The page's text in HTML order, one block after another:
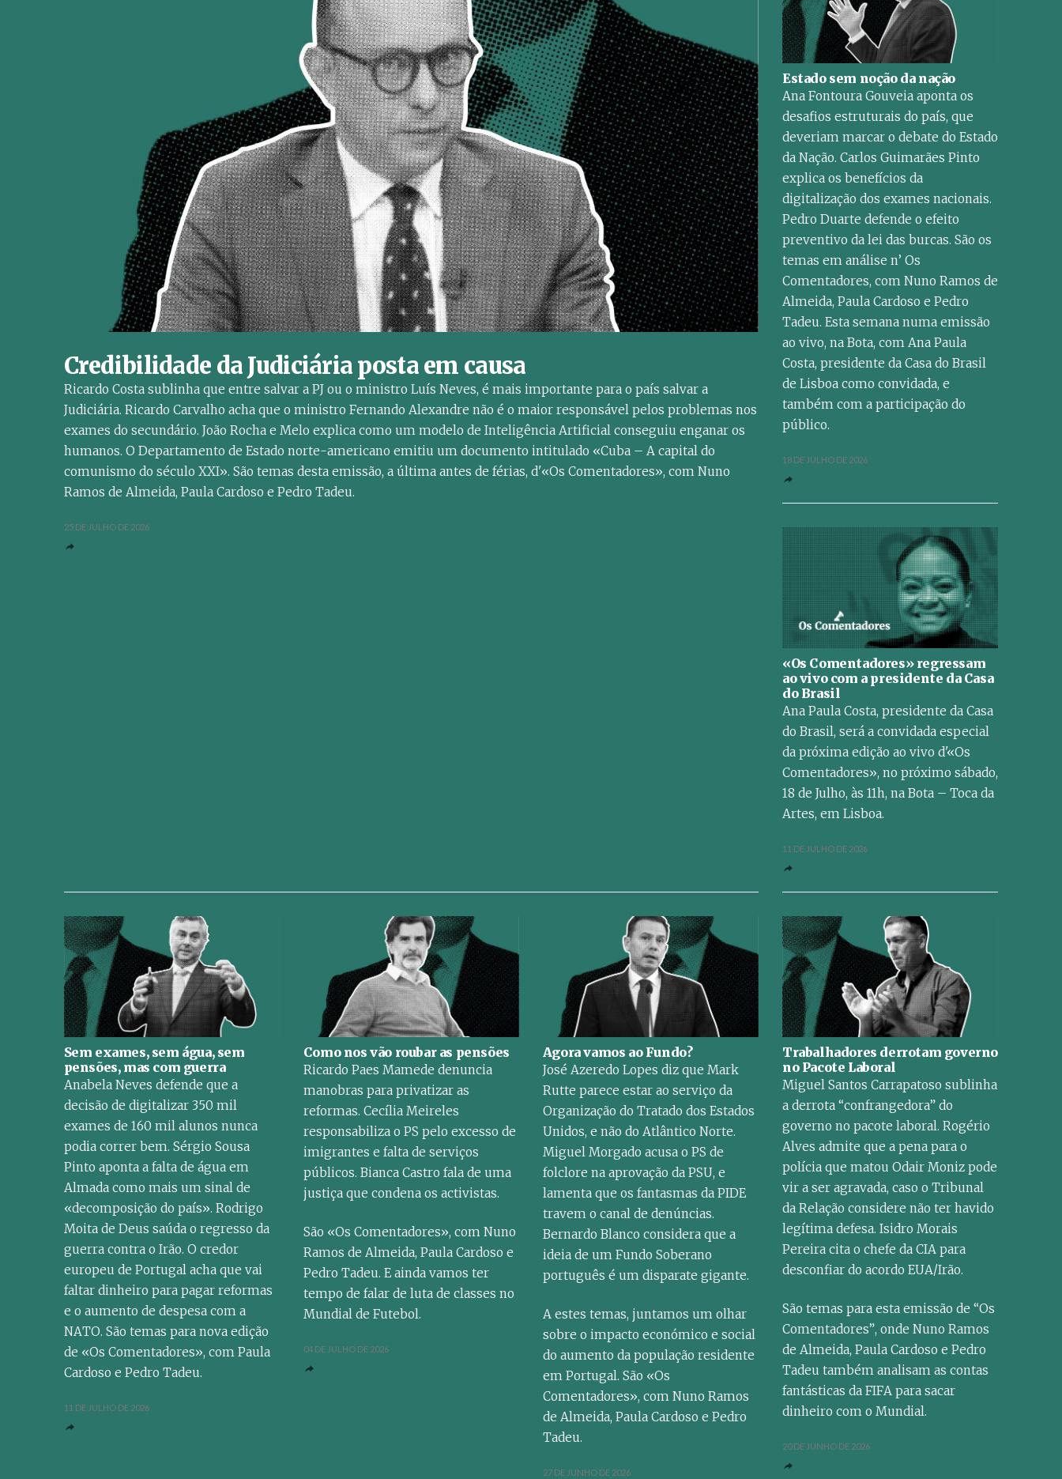
Credibilidade da Judiciária posta em causa
Ricardo Costa sublinha que entre salvar a PJ ou o ministro Luís Neves, é mais importante para o país salvar a
Judiciária. Ricardo Carvalho acha que o ministro Fernando Alexandre não é o maior responsável pelos problemas nos
exames do secundário. João Rocha e Melo explica como um modelo de Inteligência Artificial conseguiu enganar os
humanos. O Departamento de Estado norte-americano emitiu um documento intitulado «Cuba – A capital do
comunismo do século XXI». São temas desta emissão, a última antes de férias, d'«Os Comentadores», com Nuno
Ramos de Almeida, Paula Cardoso e Pedro Tadeu.
25 DE JULHO DE 2026
Estado sem noção da nação
Ana Fontoura Gouveia aponta os
desafios estruturais do país, que
deveriam marcar o debate do Estado
da Nação. Carlos Guimarães Pinto
explica os benefícios da
digitalização dos exames nacionais.
Pedro Duarte defende o efeito
preventivo da lei das burcas. São os
temas em análise n’ Os
Comentadores, com Nuno Ramos de
Almeida, Paula Cardoso e Pedro
Tadeu. Esta semana numa emissão
ao vivo, na Bota, com Ana Paula
Costa, presidente da Casa do Brasil
de Lisboa como convidada, e
também com a participação do
público.
18 DE JULHO DE 2026
«Os Comentadores» regressam
ao vivo com a presidente da Casa
do Brasil
Ana Paula Costa, presidente da Casa
do Brasil, será a convidada especial
da próxima edição ao vivo d'«Os
Comentadores», no próximo sábado,
18 de Julho, às 11h, na Bota – Toca da
Artes, em Lisboa.
11 DE JULHO DE 2026
Sem exames, sem água, sem
pensões, mas com guerra
Anabela Neves defende que a
decisão de digitalizar 350 mil
exames de 160 mil alunos nunca
podia correr bem. Sérgio Sousa
Pinto aponta a falta de água em
Almada como mais um sinal de
«decomposição do país». Rodrigo
Moita de Deus saúda o regresso da
guerra contra o Irão. O credor
europeu de Portugal acha que vai
faltar dinheiro para pagar reformas
e o aumento de despesa com a
NATO. São temas para nova edição
de «Os Comentadores», com Paula
Cardoso e Pedro Tadeu.
11 DE JULHO DE 2026
Como nos vão roubar as pensões
Ricardo Paes Mamede denuncia
manobras para privatizar as
reformas. Cecília Meireles
responsabiliza o PS pelo excesso de
imigrantes e falta de serviços
públicos. Bianca Castro fala de uma
justiça que condena os activistas.
São «Os Comentadores», com Nuno
Ramos de Almeida, Paula Cardoso e
Pedro Tadeu. E ainda vamos ter
tempo de falar de luta de classes no
Mundial de Futebol.
04 DE JULHO DE 2026
Agora vamos ao Fundo?
José Azeredo Lopes diz que Mark
Rutte parece estar ao serviço da
Organização do Tratado dos Estados
Unidos, e não do Atlântico Norte.
Miguel Morgado acusa o PS de
folclore na aprovação da PSU, e
lamenta que os fantasmas da PIDE
travem o canal de denúncias.
Bernardo Blanco considera que a
ideia de um Fundo Soberano
português é um disparate gigante.
A estes temas, juntamos um olhar
sobre o impacto económico e social
do aumento da população residente
em Portugal. São «Os
Comentadores», com Nuno Ramos
de Almeida, Paula Cardoso e Pedro
Tadeu.
27 DE JUNHO DE 2026
Trabalhadores derrotam governo
no Pacote Laboral
Miguel Santos Carrapatoso sublinha
a derrota “confrangedora” do
governo no pacote laboral. Rogério
Alves admite que a pena para o
polícia que matou Odair Moniz pode
vir a ser agravada, caso o Tribunal
da Relação considere não ter havido
legítima defesa. Isidro Morais
Pereira cita o chefe da CIA para
desconfiar do acordo EUA/Irão.
São temas para esta emissão de “Os
Comentadores”, onde Nuno Ramos
de Almeida, Paula Cardoso e Pedro
Tadeu também analisam as contas
fantásticas da FIFA para sacar
dinheiro com o Mundial.
20 DE JUNHO DE 2026